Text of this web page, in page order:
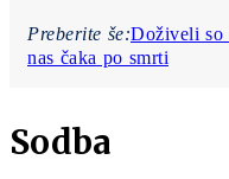
Preberite še:Doživeli so
nas čaka po smrti
Sodba